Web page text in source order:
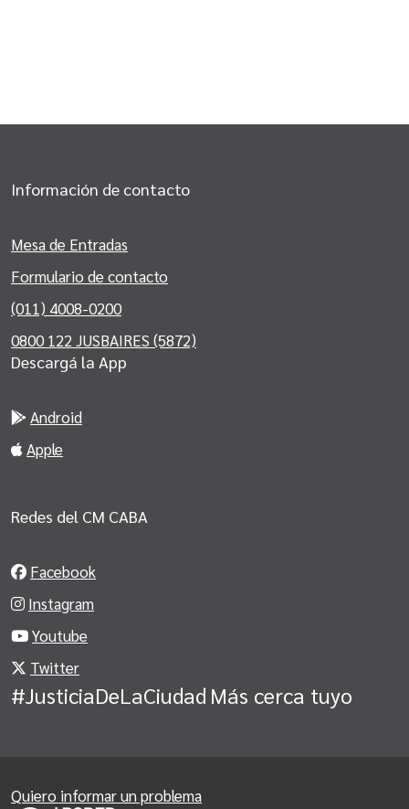
Información de contacto
Mesa de Entradas
Formulario de contacto
(011) 4008-0200
0800 122 JUSBAIRES (5872)
Descargá la App
Android
Apple
Redes del CM CABA
Facebook
Instagram
Youtube
Twitter
#JusticiaDeLaCiudad Más cerca tuyo
Quiero informar un problema